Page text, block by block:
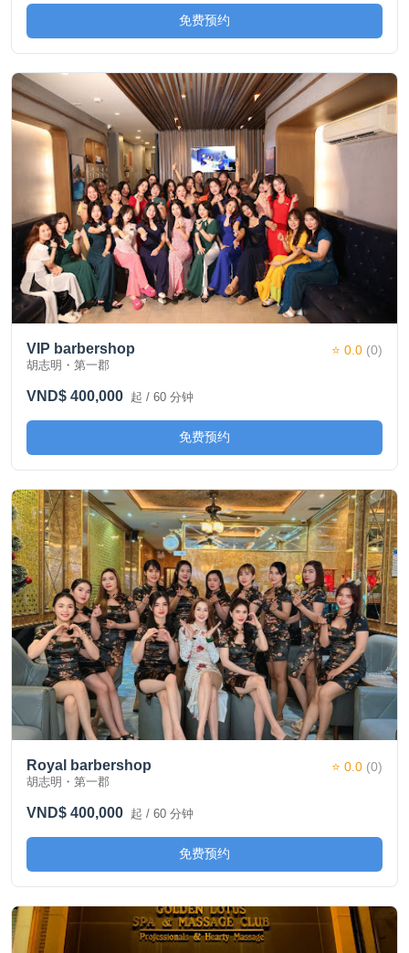
免费预约
VIP barbershop
胡志明・第一郡
⭐ 0.0 (0)
VND$ 400,000 起 / 60 分钟
免费预约
Royal barbershop
胡志明・第一郡
⭐ 0.0 (0)
VND$ 400,000 起 / 60 分钟
免费预约